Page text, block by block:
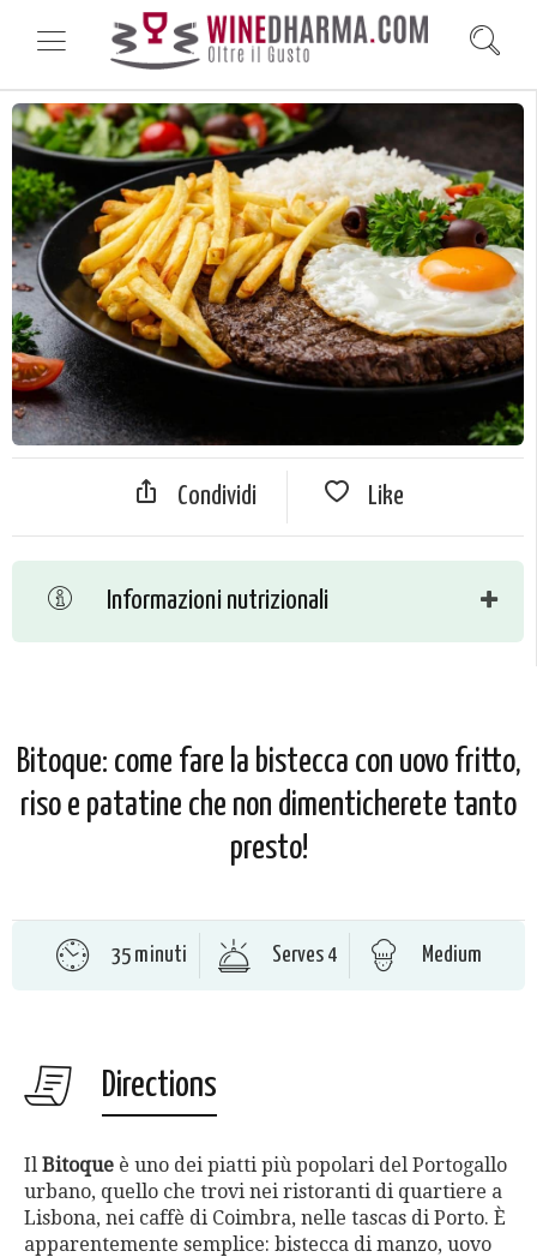
Condividi Like
Informazioni nutrizionali
Bitoque: come fare la bistecca con uovo fritto,
riso e patatine che non dimenticherete tanto
presto!
35 minuti Serves 4 Medium
Directions
Il Bitoque è uno dei piatti più popolari del Portogallo
urbano, quello che trovi nei ristoranti di quartiere a
Lisbona, nei caffè di Coimbra, nelle tascas di Porto. È
apparentemente semplice: bistecca di manzo, uovo